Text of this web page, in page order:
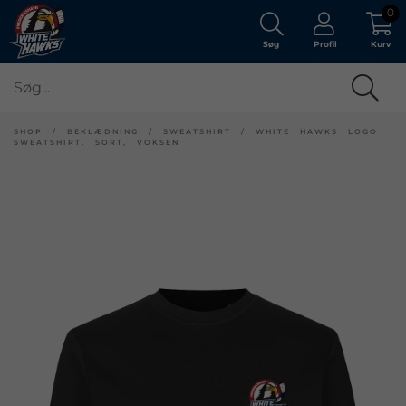
Søg Profil Kurv
0
SHOP / BEKLÆDNING / SWEATSHIRT / WHITE HAWKS LOGO
SWEATSHIRT, SORT, VOKSEN